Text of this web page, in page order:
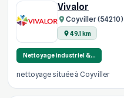
Vivalor
Coyviller (54210)
49.1 km
Nettoyage industriel &…
nettoyage située à Coyviller